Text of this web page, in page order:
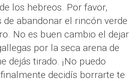
los hebreos. Por favor,
de abandonar el rincón verde
No es buen cambio el dejar
por la seca arena de
dejás tirado. ¡No puedo
decidís borrarte te